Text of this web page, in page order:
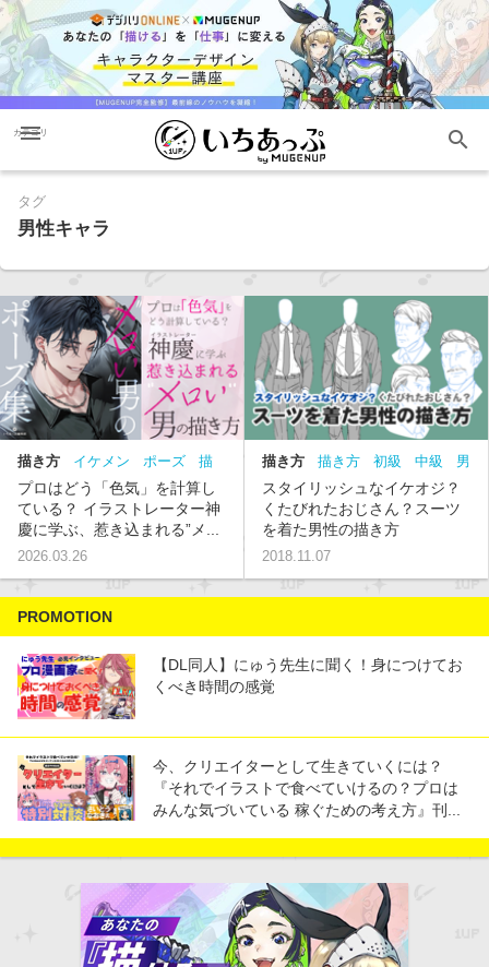
menu
カテゴリ search
タグ
男性キャラ
描き方 イケメン ポーズ
描
き方
男性キャラ
プロはどう「色気」を計算し
ている？ イラストレーター神
慶に学ぶ、惹き込まれる”メ...
2026.03.26
描き方 描き方 初級 中級
男
性キャラ
服 スーツ
スタイリッシュなイケオジ？
くたびれたおじさん？スーツ
を着た男性の描き方
2018.11.07
PROMOTION
【DL同人】にゅう先生に聞く！身につけてお
くべき時間の感覚
今、クリエイターとして生きていくには？
『それでイラストで食べていけるの？プロは
みんな気づいている 稼ぐための考え方』刊...